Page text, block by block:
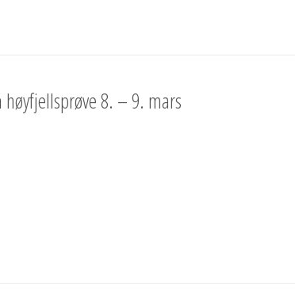
høyfjellsprøve 8. – 9. mars